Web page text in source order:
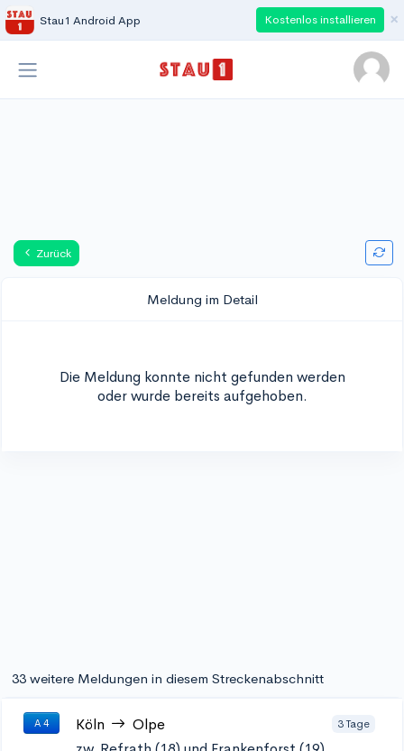
Stau1 Android App Kostenlos installieren ×
Zurück
Meldung im Detail
Die Meldung konnte nicht gefunden werden
oder wurde bereits aufgehoben.
33 weitere Meldungen in diesem Streckenabschnitt
A 4 Köln Olpe 3 Tage